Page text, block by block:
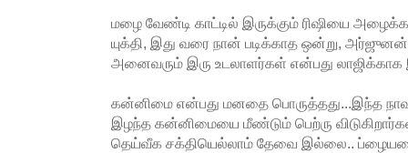
மழை வேண்டி காட்டில் இருக்கும் ரிஷியை
யுக்தி, இது வரை நான் படிக்காத ஒன்று,
அனைவரும் இரு உடலாளர்கள் என்பது லாஜிக்காக
கன்னிமை என்பது மனதை பொருத்தது...இந்த
இழந்த கன்னிமையை மீண்டும் பெற்ரு
தெய்வீக சக்தியெல்லாம் தேவை இல்லை.. ப்ழையதை